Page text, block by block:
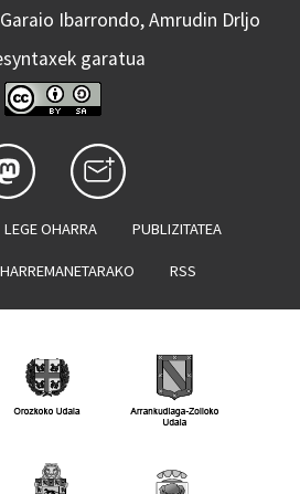
Ibarrondo, Amrudin Drljo
garatua
LEGE OHARRA PUBLIZITATEA
HARREMANETARAKO RSS